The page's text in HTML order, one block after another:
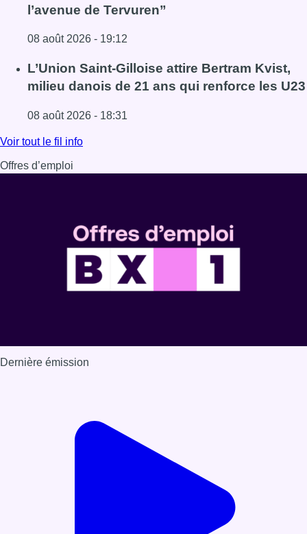
l’avenue de Tervuren”
08 août 2026 - 19:12
Lire l'article Marathon de contrôles de vitesse ce week-
L’Union Saint-Gilloise attire Bertram Kvist,
milieu danois de 21 ans qui renforce les U23
08 août 2026 - 18:31
Lire l'article L’Union Saint-Gilloise attire Bertram Kvist,
Voir tout le fil info
Offres d’emploi
Dernière émission